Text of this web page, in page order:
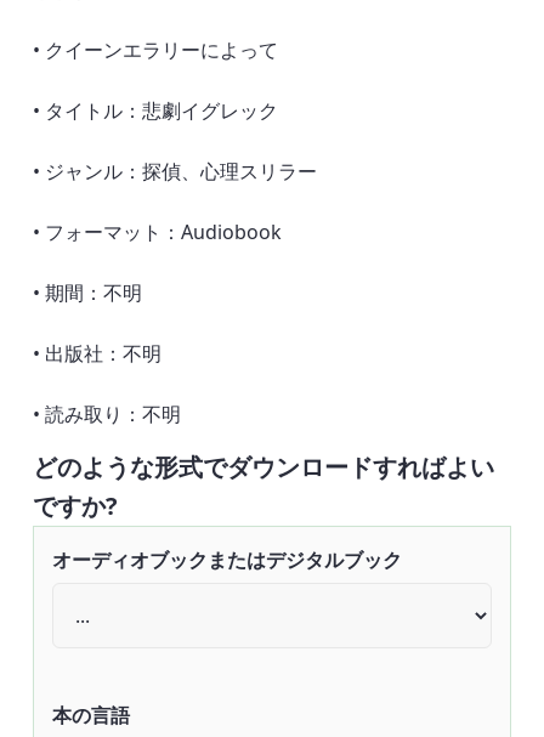
• クイーンエラリーによって
• タイトル：悲劇イグレック
• ジャンル：探偵、心理スリラー
• フォーマット：Audiobook
• 期間：不明
• 出版社：不明
• 読み取り：不明
どのような形式でダウンロードすればよい
ですか?
オーディオブックまたはデジタルブック
本の言語